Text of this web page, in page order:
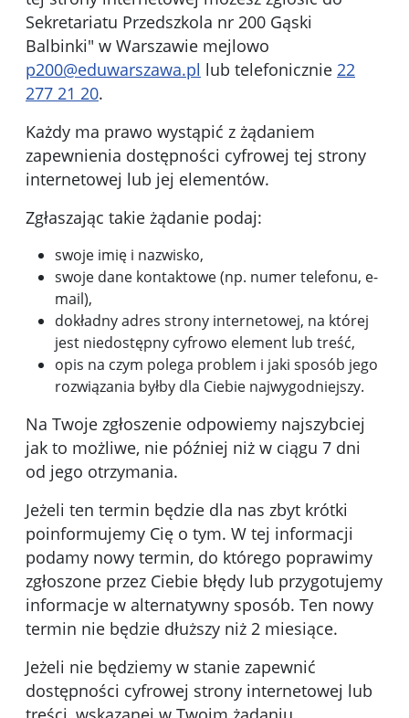
Sekretariatu Przedszkola nr 200 Gąski
Balbinki" w Warszawie mejlowo
p200@eduwarszawa.pl lub telefonicznie 22
277 21 20.
Każdy ma prawo wystąpić z żądaniem
zapewnienia dostępności cyfrowej tej strony
internetowej lub jej elementów.
Zgłaszając takie żądanie podaj:
swoje imię i nazwisko,
swoje dane kontaktowe (np. numer telefonu, e-
mail),
dokładny adres strony internetowej, na której
jest niedostępny cyfrowo element lub treść,
opis na czym polega problem i jaki sposób jego
rozwiązania byłby dla Ciebie najwygodniejszy.
Na Twoje zgłoszenie odpowiemy najszybciej
jak to możliwe, nie później niż w ciągu 7 dni
od jego otrzymania.
Jeżeli ten termin będzie dla nas zbyt krótki
poinformujemy Cię o tym. W tej informacji
podamy nowy termin, do którego poprawimy
zgłoszone przez Ciebie błędy lub przygotujemy
informacje w alternatywny sposób. Ten nowy
termin nie będzie dłuższy niż 2 miesiące.
Jeżeli nie będziemy w stanie zapewnić
dostępności cyfrowej strony internetowej lub